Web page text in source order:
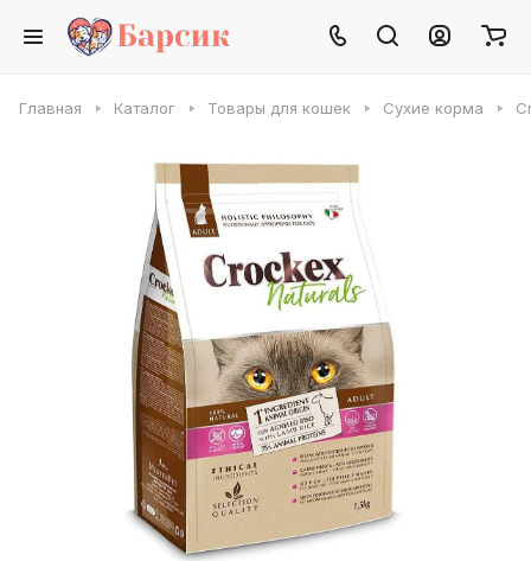
Главная Каталог Товары для кошек Сухие корма